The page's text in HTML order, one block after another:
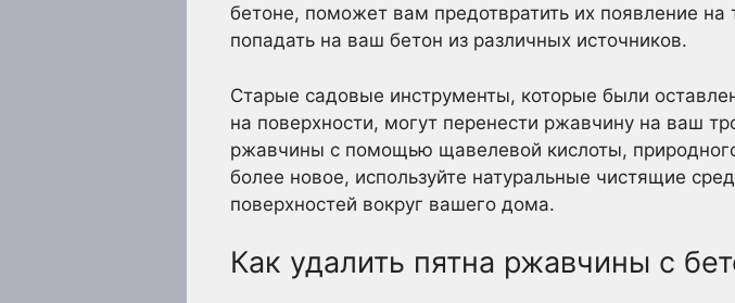
бетоне, поможет вам предотвратить их появление
попадать на ваш бетон из различных источников.
Старые садовые инструменты, которые были
на поверхности, могут перенести ржавчину на ваш
ржавчины с помощью щавелевой кислоты,
более новое, используйте натуральные чистящие
поверхностей вокруг вашего дома.
Как удалить пятна ржавчины с